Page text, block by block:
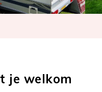
je welkom